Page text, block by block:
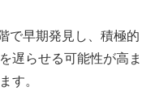
で早期発見し、積極的
遅らせる可能性が高ま
す。